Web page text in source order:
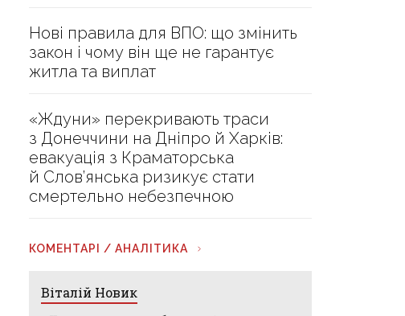
Нові правила для ВПО: що змінить
закон і чому він ще не гарантує
житла та виплат
«Ждуни» перекривають траси
з Донеччини на Дніпро й Харків:
евакуація з Краматорська
й Слов’янська ризикує стати
смертельно небезпечною
КОМЕНТАРІ / АНАЛІТИКА
Віталій Новик